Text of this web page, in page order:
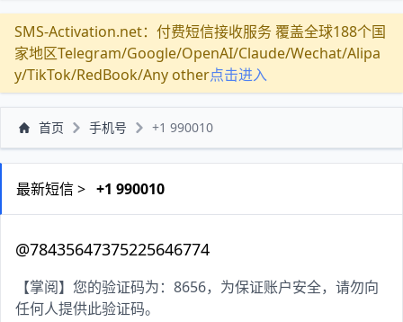
SMS-Activation.net：付费短信接收服务 覆盖全球188个国
家地区Telegram/Google/OpenAI/Claude/Wechat/Alipa
y/TikTok/RedBook/Any other点击进入
首页 手机号 +1 990010
最新短信 > +1 990010
@78435647375225646774
【掌阅】您的验证码为：8656，为保证账户安全，请勿向
任何人提供此验证码。